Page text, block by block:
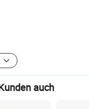
gegenseitigen
aufzubauen
zu schaffen!
auch